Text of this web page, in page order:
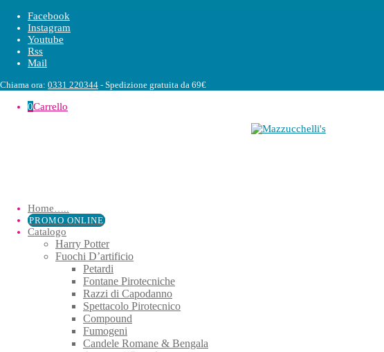
Facebook
Instagram
Youtube
Rss
Mail
Chiama ora: 0331 220344 - Spedizione gratuita da 69€
0Carrello
Home…..
PROMO ONLINE
Catalogo
Harry Potter
Fuochi D’artificio
Petardi
Fontane Pirotecniche
Razzi di Capodanno
Spettacolo Pirotecnico
Compound
Fumogeni
Candele Romane & Bengala